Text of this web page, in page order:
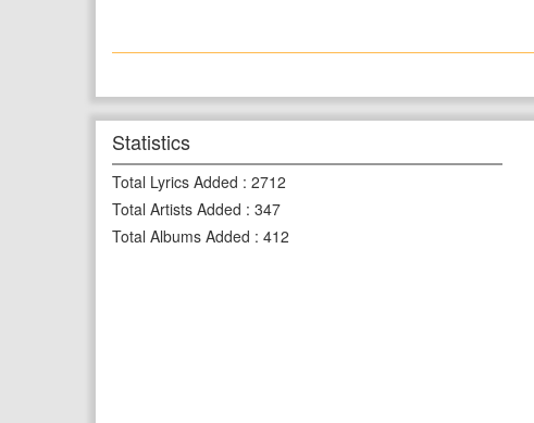
Statistics
Total Lyrics Added : 2712
Total Artists Added : 347
Total Albums Added : 412